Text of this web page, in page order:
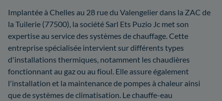
Implantée à Chelles au 28 rue du Valengelier dans la ZAC de
la Tuilerie (77500), la société Sarl Ets Puzio Jc met son
expertise au service des systèmes de chauffage. Cette
entreprise spécialisée intervient sur différents types
d'installations thermiques, notamment les chaudières
fonctionnant au gaz ou au fioul. Elle assure également
l'installation et la maintenance de pompes à chaleur ainsi
que de systèmes de climatisation. Le chauffe-eau